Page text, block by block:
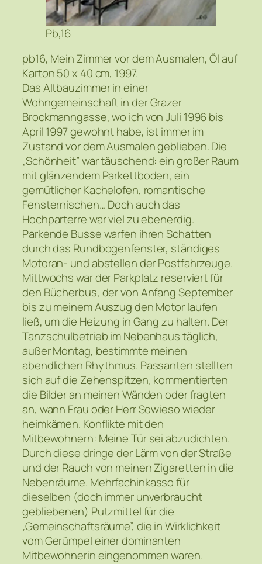
Pb,16
pb16, Mein Zimmer vor dem Ausmalen, Öl auf
Karton 50 x 40 cm, 1997.
Das Altbauzimmer in einer
Wohngemeinschaft in der Grazer
Brockmanngasse, wo ich von Juli 1996 bis
April 1997 gewohnt habe, ist immer im
Zustand vor dem Ausmalen geblieben. Die
„Schönheit” war täuschend: ein großer Raum
mit glänzendem Parkettboden, ein
gemütlicher Kachelofen, romantische
Fensternischen… Doch auch das
Hochparterre war viel zu ebenerdig.
Parkende Busse warfen ihren Schatten
durch das Rundbogenfenster, ständiges
Motoran- und abstellen der Postfahrzeuge.
Mittwochs war der Parkplatz reserviert für
den Bücherbus, der von Anfang September
bis zu meinem Auszug den Motor laufen
ließ, um die Heizung in Gang zu halten. Der
Tanzschulbetrieb im Nebenhaus täglich,
außer Montag, bestimmte meinen
abendlichen Rhythmus. Passanten stellten
sich auf die Zehenspitzen, kommentierten
die Bilder an meinen Wänden oder fragten
an, wann Frau oder Herr Sowieso wieder
heimkämen. Konflikte mit den
Mitbewohnern: Meine Tür sei abzudichten.
Durch diese dringe der Lärm von der Straße
und der Rauch von meinen Zigaretten in die
Nebenräume. Mehrfachinkasso für
dieselben (doch immer unverbraucht
gebliebenen) Putzmittel für die
„Gemeinschaftsräume”, die in Wirklichkeit
vom Gerümpel einer dominanten
Mitbewohnerin eingenommen waren.